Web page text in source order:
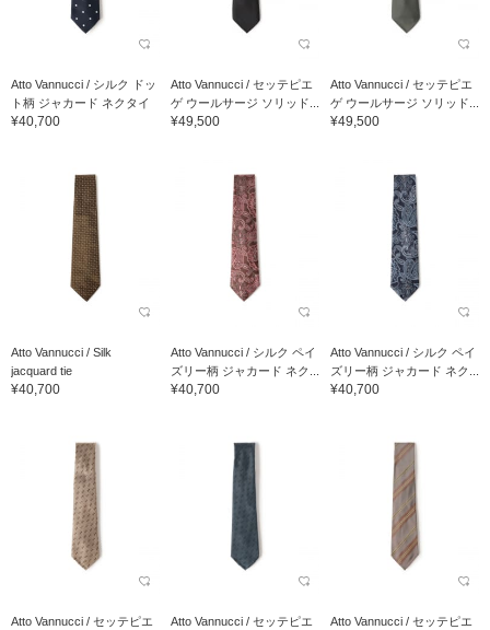
Atto Vannucci / シルク ドッ
ト柄 ジャカード ネクタイ
¥40,700
Atto Vannucci / セッテピエ
ゲ ウールサージ ソリッド...
¥49,500
Atto Vannucci / セッテピエ
ゲ ウールサージ ソリッド...
¥49,500
Atto Vannucci / Silk
jacquard tie
¥40,700
Atto Vannucci / シルク ペイ
ズリー柄 ジャカード ネク...
¥40,700
Atto Vannucci / シルク ペイ
ズリー柄 ジャカード ネク...
¥40,700
Atto Vannucci / セッテピエ
Atto Vannucci / セッテピエ
Atto Vannucci / セッテピエ